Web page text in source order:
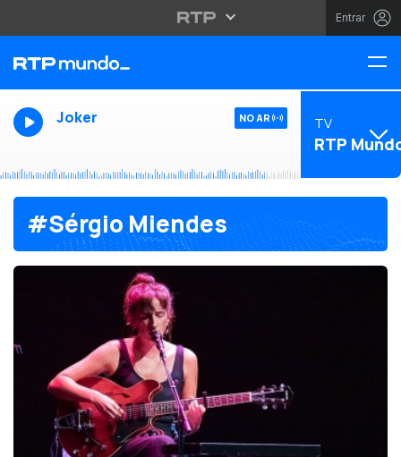
Entrar
Joker NO AR TV
RTP
#Sérgio Miendes